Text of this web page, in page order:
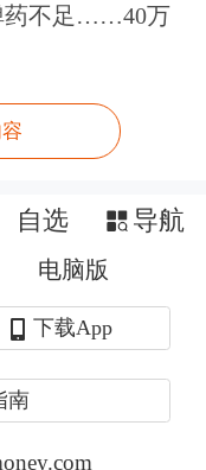
市场秩序。
，中国证监会
，依法开展
境外券商非法
。
注存量投资
此，方案强
药不足……40万
自选 导航
电脑版
下载App
南